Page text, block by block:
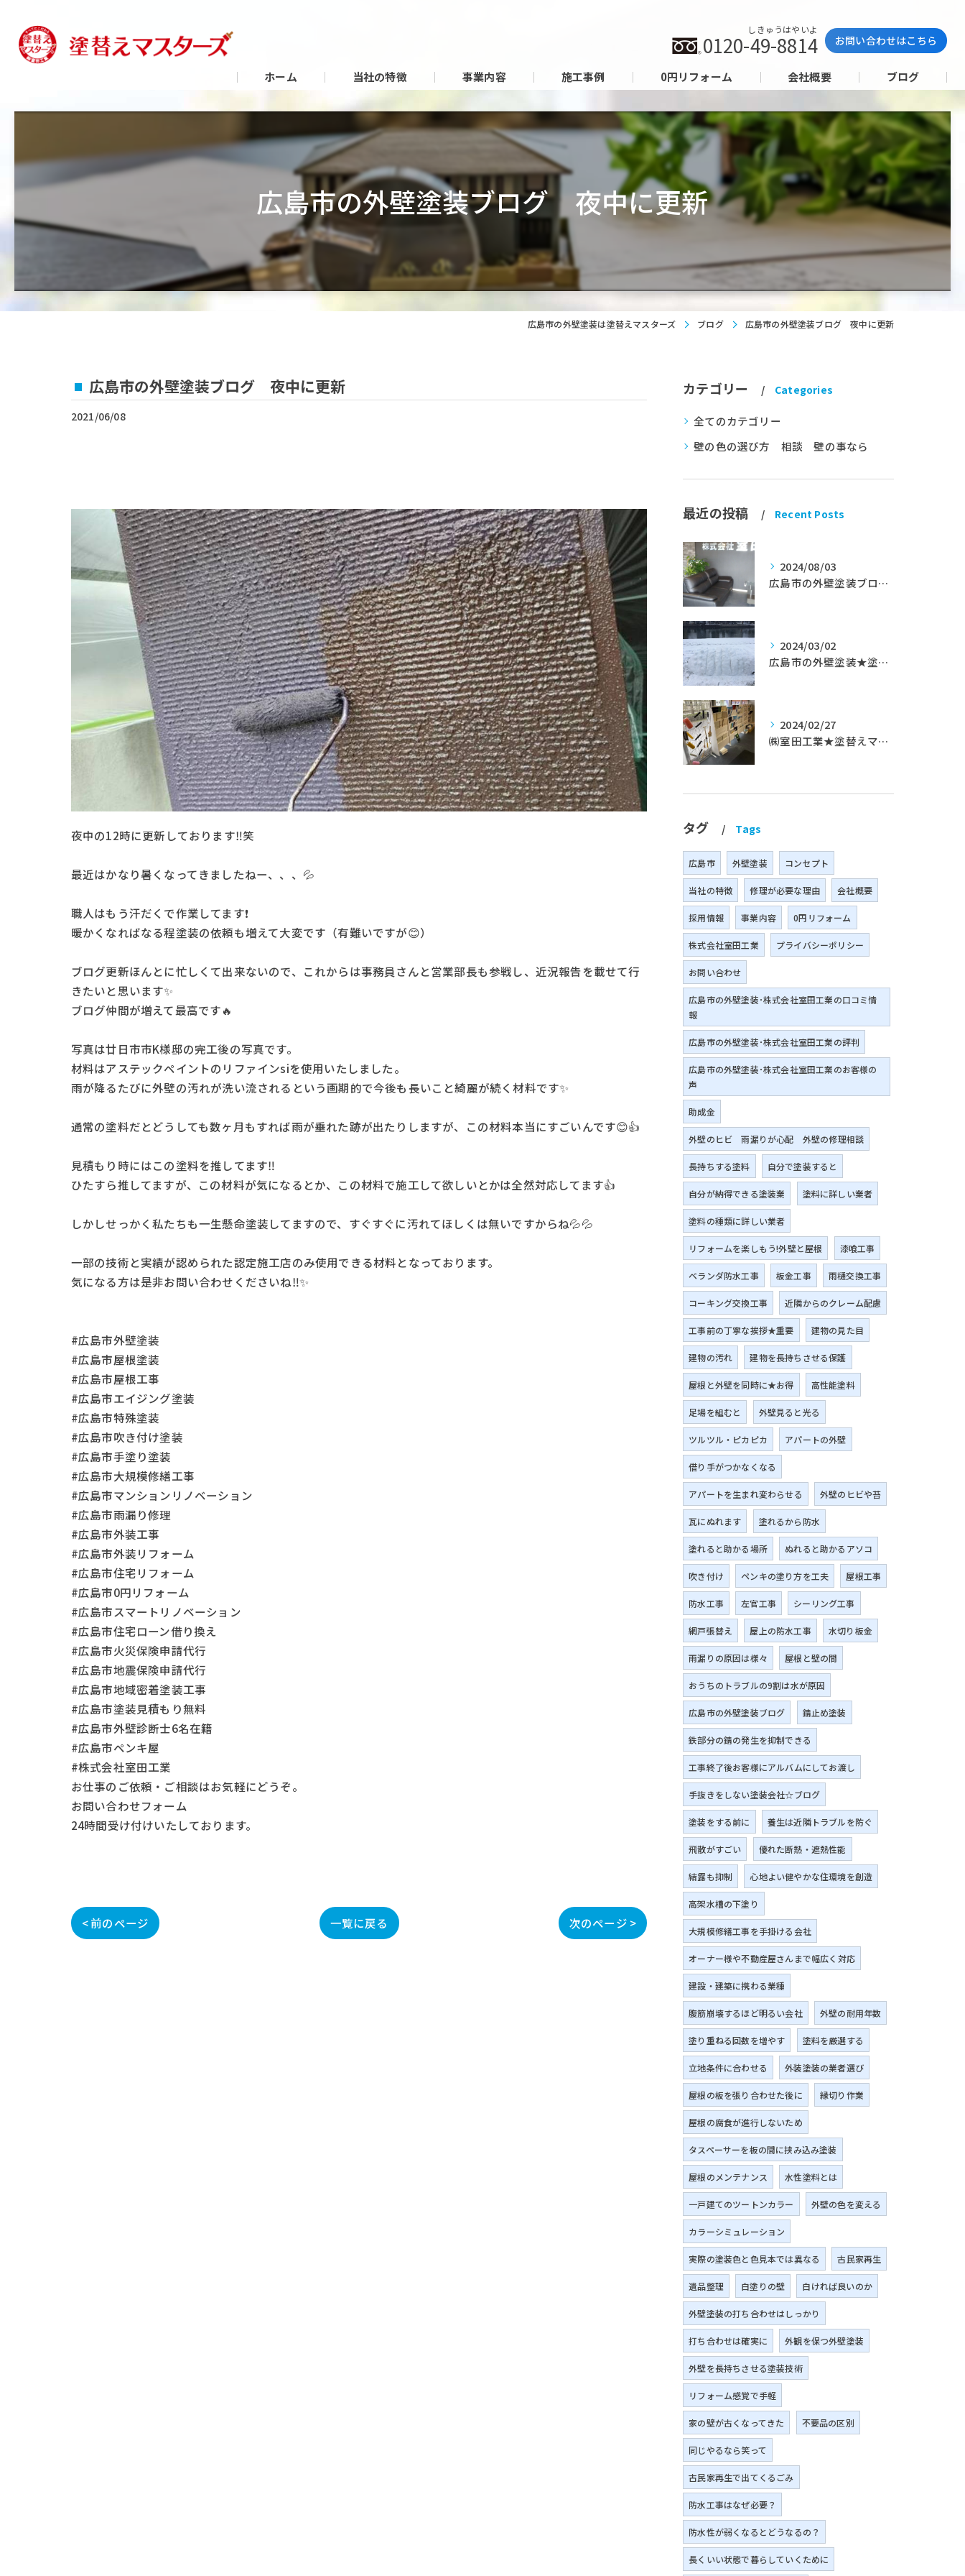
しきゅうはやいよ
0120-49-8814 お問い合わせはこちら
ホーム 当社の特徴 事業内容 施工事例 0円リフォーム 会社概要 ブログ
広島市の外壁塗装ブログ 夜中に更新
広島市の外壁塗装は塗替えマスターズ ブログ 広島市の外壁塗装ブログ 夜中に更新
広島市の外壁塗装ブログ 夜中に更新
2021/06/08
夜中の12時に更新しております‼️笑
最近はかなり暑くなってきましたねー、、、💦
職人はもう汗だくで作業してます❗️
暖かくなればなる程塗装の依頼も増えて大変です（有難いですが😊）
ブログ更新ほんとに忙しくて出来ないので、これからは事務員さんと営業部長も参戦し、近況報告を載せて行
きたいと思います✨
ブログ仲間が増えて最高です🔥
写真は廿日市市K様邸の完工後の写真です。
材料はアステックペイントのリファインsiを使用いたしました。
雨が降るたびに外壁の汚れが洗い流されるという画期的で今後も長いこと綺麗が続く材料です✨
通常の塗料だとどうしても数ヶ月もすれば雨が垂れた跡が出たりしますが、この材料本当にすごいんです😊👍
見積もり時にはこの塗料を推してます‼️
ひたすら推してますが、この材料が気になるとか、この材料で施工して欲しいとかは全然対応してます👍
しかしせっかく私たちも一生懸命塗装してますので、すぐすぐに汚れてほしくは無いですからね💦💦
一部の技術と実績が認められた認定施工店のみ使用できる材料となっております。
気になる方は是非お問い合わせくださいね‼️✨
#広島市外壁塗装
#広島市屋根塗装
#広島市屋根工事
#広島市エイジング塗装
#広島市特殊塗装
#広島市吹き付け塗装
#広島市手塗り塗装
#広島市大規模修繕工事
#広島市マンションリノベーション
#広島市雨漏り修理
#広島市外装工事
#広島市外装リフォーム
#広島市住宅リフォーム
#広島市0円リフォーム
#広島市スマートリノベーション
#広島市住宅ローン借り換え
#広島市火災保険申請代行
#広島市地震保険申請代行
#広島市地域密着塗装工事
#広島市塗装見積もり無料
#広島市外壁診断士6名在籍
#広島市ペンキ屋
#株式会社室田工業
お仕事の ご依頼・ご相談はお気軽にどうぞ。
お問い合わせフォーム
24時間受け付けいたしております。
< 前のページ 一覧に戻る 次のページ >
カテゴリー Categories
全てのカテゴリー
壁の色の選び方 相談 壁の事なら
最近の投稿 Recent Posts
2024/08/03
広島市の外壁塗装ブログ★室田工業★塗替えマスターズ★外壁リフォーム
2024/03/02
広島市の外壁塗装★塗替えマスターズ★ブログ「初めて家を手入れするのに」
2024/02/27
㈱室田工業★塗替えマスターズ★築35年以上のお宅の施工事例
タグ Tags
広島市 外壁塗装 コンセプト
当社の特徴 修理が必要な理由 会社概要
採用情報 事業内容 0円リフォーム
株式会社室田工業 プライバシーポリシー
お問い合わせ
広島市の外壁塗装･株式会社室田工業の口コミ情
報
広島市の外壁塗装･株式会社室田工業の評判
広島市の外壁塗装･株式会社室田工業のお客様の
声
助成金
外壁のヒビ 雨漏りが心配 外壁の修理相談
長持ちする塗料 自分で塗装すると
自分が納得できる塗装業 塗料に詳しい業者
塗料の種類に詳しい業者
リフォームを楽しもう!外壁と屋根 漆喰工事
ベランダ防水工事 板金工事 雨樋交換工事
コーキング交換工事 近隣からのクレーム配慮
工事前の丁寧な挨拶★重要 建物の見た目
建物の汚れ 建物を長持ちさせる保護
屋根と外壁を同時に★お得 高性能塗料
足場を組むと 外壁見ると光る
ツルツル・ピカピカ アパートの外壁
借り手がつかなくなる
アパートを生まれ変わらせる 外壁のヒビや苔
瓦にぬれます 塗れるから防水
塗れると助かる場所 ぬれると助かるアソコ
吹き付け ペンキの塗り方を工夫 屋根工事
防水工事 左官工事 シーリング工事
網戸張替え 屋上の防水工事 水切り板金
雨漏りの原因は様々 屋根と壁の間
おうちのトラブルの9割は水が原因
広島市の外壁塗装ブログ 錆止め塗装
鉄部分の錆の発生を抑制できる
工事終了後お客様にアルバムにしてお渡し
手抜きをしない塗装会社☆ブログ
塗装をする前に 養生は近隣トラブルを防ぐ
飛散がすごい 優れた断熱・遮熱性能
結露も抑制 心地よい健やかな住環境を創造
高架水槽の下塗り
大規模修繕工事を手掛ける会社
オーナー様や不動産屋さんまで幅広く対応
建設・建築に携わる業種
腹筋崩壊するほど明るい会社 外壁の耐用年数
塗り重ねる回数を増やす 塗料を厳選する
立地条件に合わせる 外装塗装の業者選び
屋根の板を張り合わせた後に 縁切り作業
屋根の腐食が進行しないため
タスペーサーを板の間に挟み込み塗装
屋根のメンテナンス 水性塗料とは
一戸建てのツートンカラー 外壁の色を変える
カラーシミュレーション
実際の塗装色と色見本では異なる 古民家再生
遺品整理 白塗りの壁 白ければ良いのか
外壁塗装の打ち合わせはしっかり
打ち合わせは確実に 外観を保つ外壁塗装
外壁を長持ちさせる塗装技術
リフォーム感覚で手軽
家の壁が古くなってきた 不要品の区別
同じやるなら笑って
古民家再生で出てくるごみ
防水工事はなぜ必要？
防水性が弱くなるとどうなるの？
長くいい状態で暮らしていくために